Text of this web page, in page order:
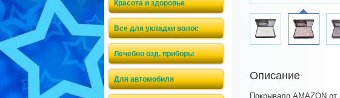
Красота и здоровье
Все для укладки волос
Лечебно озд. приборы
Для автомобиля Описание
Покрывало AMAZON от